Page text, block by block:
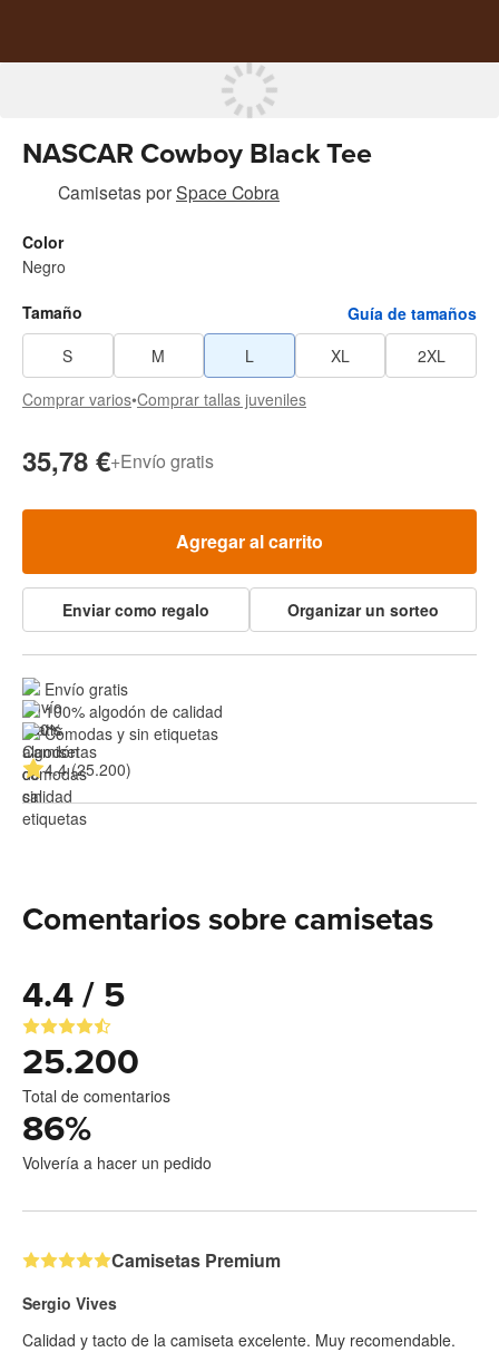
NASCAR Cowboy Black Tee
CamisetasporSpace Cobra
Color
Negro
Tamaño
Guía de tamaños
S
M L XL
2XL
Comprar varios•Comprar tallas juveniles
35,78 €+Envío gratis
Agregar al carrito
Enviar como regalo Organizar un sorteo
Envío gratis
100% algodón de calidad
Cómodas y sin etiquetas
4.4 (25.200)
Comentarios sobre camisetas
4.4 / 5
25.200
Total de comentarios
86%
Volvería a hacer un pedido
Camisetas Premium
Sergio Vives
Calidad y tacto de la camiseta excelente. Muy recomendable.